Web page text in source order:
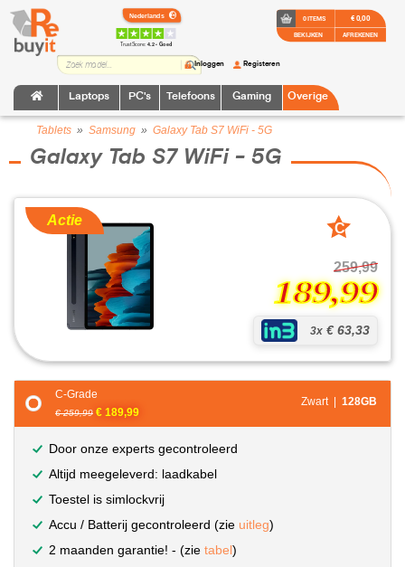
TrustScore:4.2 • Goed
Laptops PC's Telefoons Gaming Overige
Inloggen Registeren
0 ITEMS
BEKIJKEN
€ 0,00
AFREKENEN
Tablets » Samsung » Galaxy Tab S7 WiFi - 5G
Galaxy Tab S7 WiFi - 5G
Actie
259,99
189,99
3x € 63,33
C
C-Grade
€ 259,99 € 189,99
Zwart | 128GB
Door onze experts gecontroleerd
Altijd meegeleverd: laadkabel
Toestel is simlockvrij
Accu / Batterij gecontroleerd (zie uitleg)
2 maanden garantie! - (zie tabel)